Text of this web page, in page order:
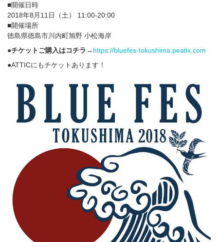
■開催日時
2018年8月11日（土） 11:00-20:00
■開催場所
徳島県徳島市川内町旭野 小松海岸
●チケットご購入はコチラ→ https://bluefes-tokushima.peatix.com
●ATTICにもチケットあります！